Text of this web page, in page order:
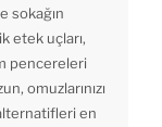
sokağın
etek uçları,
pencereleri
omuzlarınızı
en